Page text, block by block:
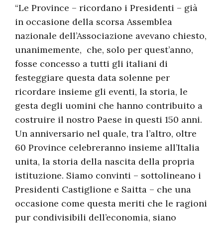
“Le Province – ricordano i Presidenti – già
in occasione della scorsa Assemblea
nazionale dell’Associazione avevano chiesto,
unanimemente, che, solo per quest’anno,
fosse concesso a tutti gli italiani di
festeggiare questa data solenne per
ricordare insieme gli eventi, la storia, le
gesta degli uomini che hanno contribuito a
costruire il nostro Paese in questi 150 anni.
Un anniversario nel quale, tra l’altro, oltre
60 Province celebreranno insieme all’Italia
unita, la storia della nascita della propria
istituzione. Siamo convinti – sottolineano i
Presidenti Castiglione e Saitta – che una
occasione come questa meriti che le ragioni
pur condivisibili dell’economia, siano